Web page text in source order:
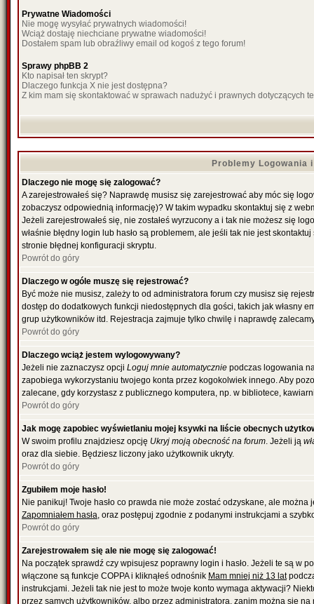
Prywatne Wiadomości
Nie mogę wysyłać prywatnych wiadomości!
Wciąż dostaję niechciane prywatne wiadomości!
Dostałem spam lub obraźliwy email od kogoś z tego forum!
Sprawy phpBB 2
Kto napisał ten skrypt?
Dlaczego funkcja X nie jest dostępna?
Z kim mam się skontaktować w sprawach nadużyć i prawnych dotyczących
Problemy Logowania
Dlaczego nie mogę się zalogować?
A zarejestrowałeś się? Naprawdę musisz się zarejestrować aby móc się
zobaczysz odpowiednią informację)? W takim wypadku skontaktuj się z
Jeżeli zarejestrowałeś się, nie zostałeś wyrzucony a i tak nie możesz się
właśnie błędny login lub hasło są problemem, ale jeśli tak nie jest
stronie błędnej konfiguracji skryptu.
Powrót do góry
Dlaczego w ogóle muszę się rejestrować?
Być może nie musisz, zależy to od administratora forum czy musisz się
dostęp do dodatkowych funkcji niedostępnych dla gości, takich jak własny
grup użytkowników itd. Rejestracja zajmuje tylko chwilę i naprawdę
Powrót do góry
Dlaczego wciąż jestem wylogowywany?
Jeżeli nie zaznaczysz opcji Loguj mnie automatycznie podczas logowania
zapobiega wykorzystaniu twojego konta przez kogokolwiek innego. Aby
zalecane, gdy korzystasz z publicznego komputera, np. w bibliotece,
Powrót do góry
Jak mogę zapobiec wyświetlaniu mojej ksywki na liście obecnych
W swoim profilu znajdziesz opcję Ukryj moją obecność na forum. Jeżeli ją
oraz dla siebie. Będziesz liczony jako użytkownik ukryty.
Powrót do góry
Zgubiłem moje hasło!
Nie panikuj! Twoje hasło co prawda nie może zostać odzyskane, ale
Zapomniałem hasła, oraz postępuj zgodnie z podanymi instrukcjami a
Powrót do góry
Zarejestrowałem się ale nie mogę się zalogować!
Na początek sprawdź czy wpisujesz poprawny login i hasło. Jeżeli te są w
włączone są funkcje COPPA i kliknąłeś odnośnik Mam mniej niż 13 lat
instrukcjami. Jeżeli tak nie jest to może twoje konto wymaga aktywacji?
przez samych użytkowników, albo przez administratora, zanim można się